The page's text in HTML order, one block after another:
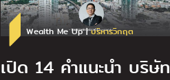
Wealth Me Up |บริหารวิกฤต
เปิด 14 คำแนะนำ บริษัท